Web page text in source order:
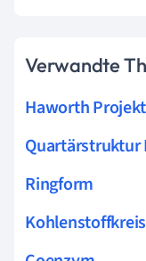
Verwandte
Haworth
Quartärstruktur
Ringform